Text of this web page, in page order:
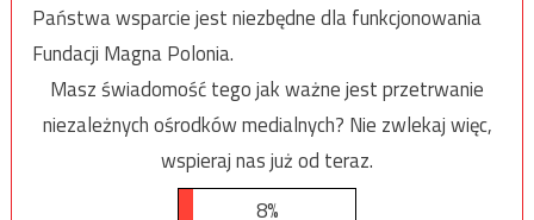
Państwa wsparcie jest niezbędne dla funkcjonowania
Fundacji Magna Polonia.
Masz świadomość tego jak ważne jest przetrwanie
niezależnych ośrodków medialnych? Nie zwlekaj więc,
wspieraj nas już od teraz.
8%